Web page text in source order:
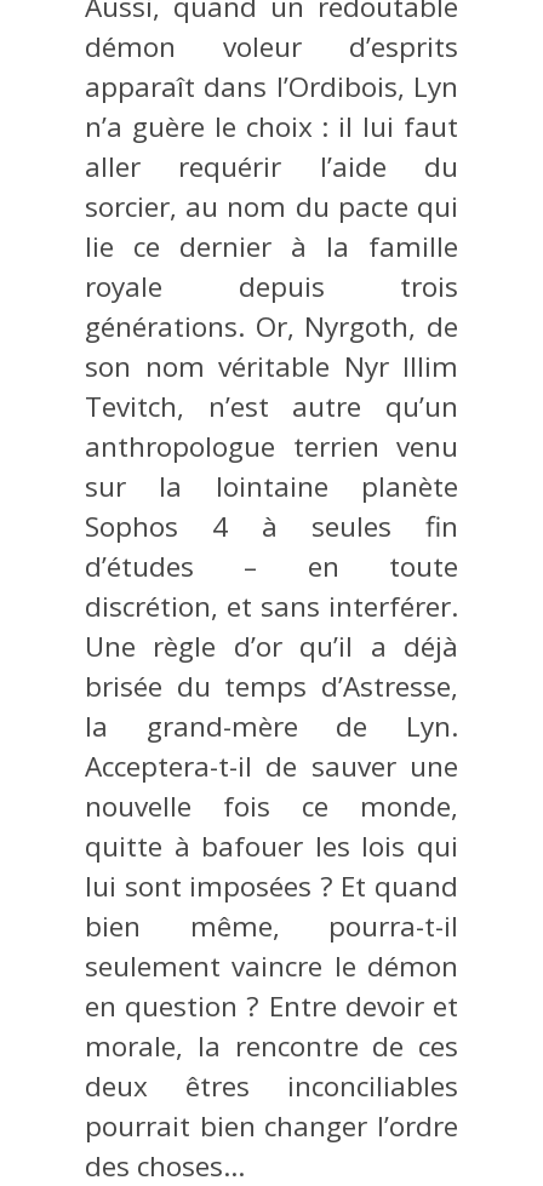
démon voleur d’esprits
apparaît dans l’Ordibois, Lyn
n’a guère le choix : il lui faut
aller requérir l’aide du
sorcier, au nom du pacte qui
lie ce dernier à la famille
royale depuis trois
générations. Or, Nyrgoth, de
son nom véritable Nyr Illim
Tevitch, n’est autre qu’un
anthropologue terrien venu
sur la lointaine planète
Sophos 4 à seules fin
d’études – en toute
discrétion, et sans interférer.
Une règle d’or qu’il a déjà
brisée du temps d’Astresse,
la grand-mère de Lyn.
Acceptera-t-il de sauver une
nouvelle fois ce monde,
quitte à bafouer les lois qui
lui sont imposées ? Et quand
bien même, pourra-t-il
seulement vaincre le démon
en question ? Entre devoir et
morale, la rencontre de ces
deux êtres inconciliables
pourrait bien changer l’ordre
des choses…